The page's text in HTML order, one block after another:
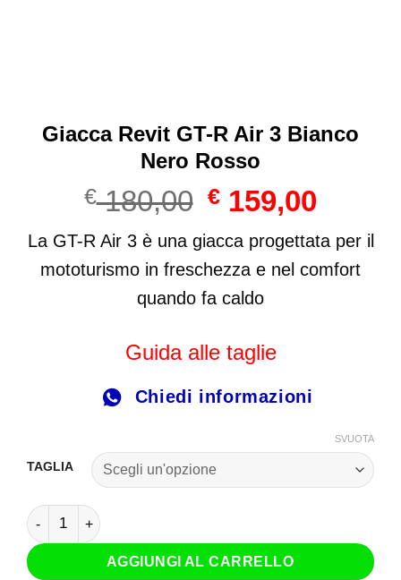
Giacca Revit GT-R Air 3 Bianco
Nero Rosso
€180,00 Il
prezzo
originale
era:
€ 180,00.
€ 159,00
attuale
è:
La GT-R Air 3 è una giacca progettata per il
mototurismo in freschezza e nel comfort
quando fa caldo
Guida alle taglie
Chiedi informazioni
TAGLIA
SVUOTA
Giacca Revit GT-R Air 3 Bianco Nero Rosso quantità
AGGIUNGI AL CARRELLO